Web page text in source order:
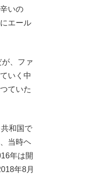
いの
エール
、ファ
いく中
ていた
和国で
当時ヘ
年は開
年8月